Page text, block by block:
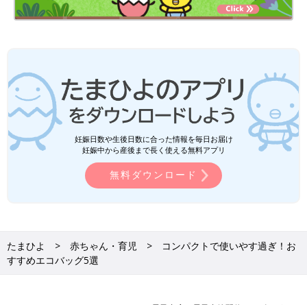
妊娠日数や生後日数に合った情報を毎日お届け
妊娠中から産後まで長く使える無料アプリ
無料ダウンロード
たまひよ 赤ちゃん・育児
コンパクトで使いやす過ぎ！お
すすめエコバッグ5選